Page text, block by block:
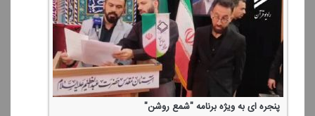
پنجره ای به ویژه برنامه "شمع روشن"